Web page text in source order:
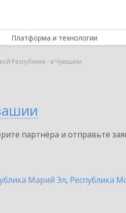
Платформа и технологии
Республике - в Чувашии
партнёра и отправьте
Марий Эл, Республика